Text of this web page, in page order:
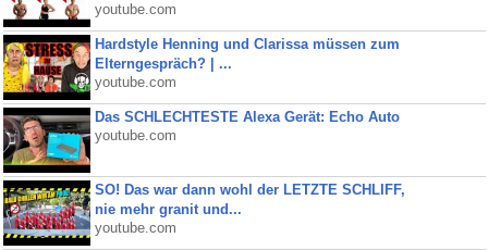
youtube.com
Hardstyle Henning und Clarissa müssen zum
Elterngespräch? | ...
youtube.com
Das SCHLECHTESTE Alexa Gerät: Echo Auto
youtube.com
SO! Das war dann wohl der LETZTE SCHLIFF,
nie mehr granit und...
youtube.com